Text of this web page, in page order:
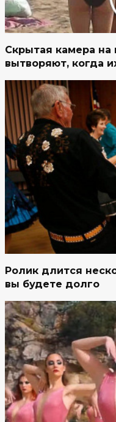
Скрытая камера
вытворяют, когда
Ролик длится
вы будете долго